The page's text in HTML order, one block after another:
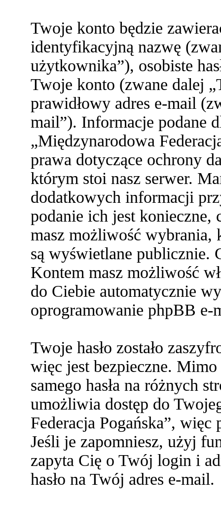
Twoje konto będzie
identyfikacyjną nazwę
użytkownika”), osobiste
Twoje konto (zwane dalej
prawidłowy adres e-mail
mail”). Informacje podane
„Międzynarodowa
prawa dotyczące ochrony
którym stoi nasz serwer.
dodatkowych informacji
podanie ich jest
masz możliwość
są wyświetlane publicznie.
Kontem masz możliwość
do Ciebie automatycznie
oprogramowanie phpBB e-
Twoje hasło zostało
więc jest bezpieczne.
samego hasła na różnych
umożliwia dostęp do
Federacja Pogańska”,
Jeśli je zapomniesz, użyj
zapyta Cię o Twój login i
hasło na Twój adres e-mail.